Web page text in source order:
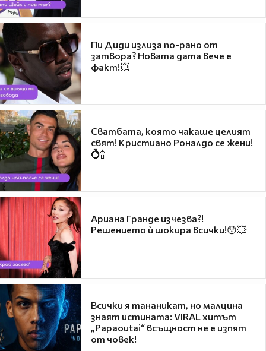
Пи Диди излиза по-рано от
затвора? Новата дата вече е
факт!💥
Сватбата, която чакаше целият
свят! Кристиано Роналдо се жени!
💍🍾
Ариана Гранде изчезва?!
Решението ѝ шокира всички!😯💥
Всички я тананикат, но малцина
знаят истината: VIRAL хитът
„Papaoutai“ всъщност не е изпят
от човек!